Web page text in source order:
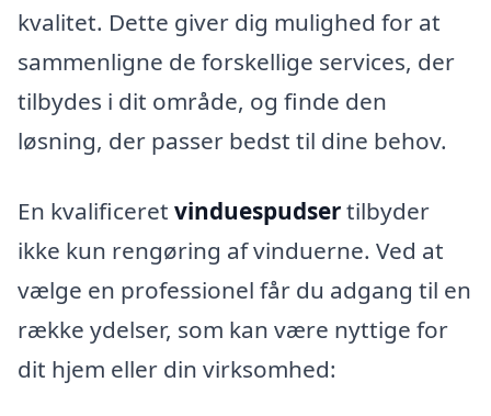
kvalitet. Dette giver dig mulighed for at
sammenligne de forskellige services, der
tilbydes i dit område, og finde den
løsning, der passer bedst til dine behov.
En kvalificeret vinduespudsertilbyder
ikke kun rengøring af vinduerne. Ved at
vælge en professionel får du adgang til en
række ydelser, som kan være nyttige for
dit hjem eller din virksomhed: